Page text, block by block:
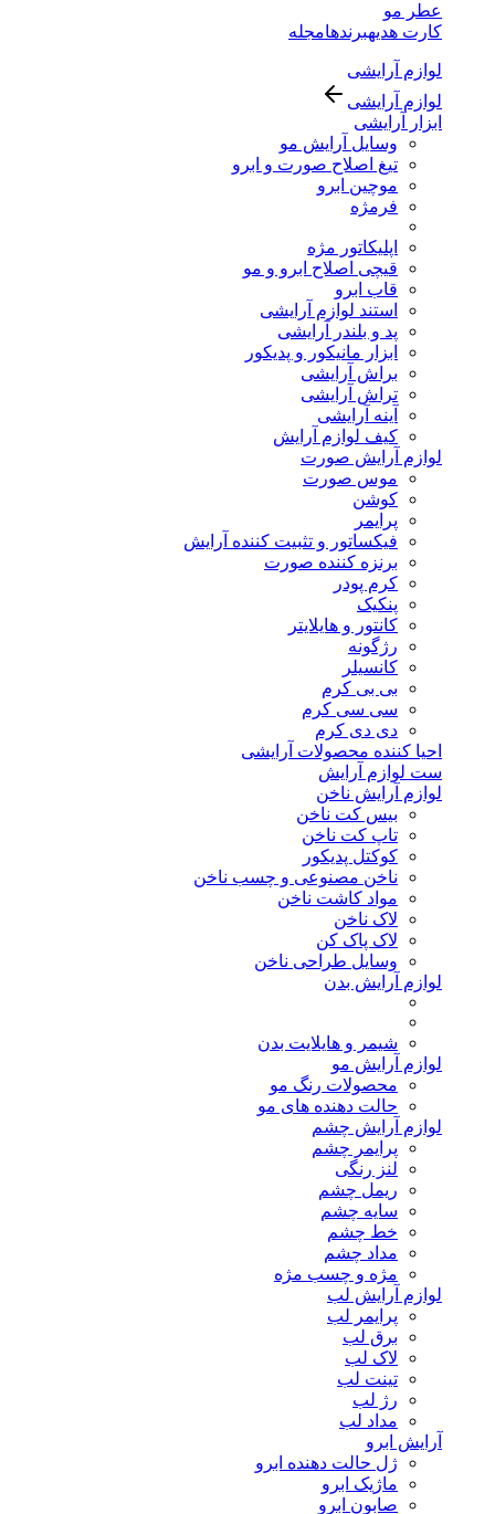
عطر مو
کارت هدیهبرندهامجله
لوازم آرایشی
لوازم آرایشی
ابزار آرایشی
وسایل آرایش مو
تیغ اصلاح صورت و ابرو
موچین ابرو
فرمژه
اپلیکاتور مژه
قیچی اصلاح ابرو و مو
قاب ابرو
استند لوازم آرایشی
پد و بلندر آرایشی
ابزار مانیکور و پدیکور
براش آرایشی
تراش آرایشی
آینه آرایشی
کیف لوازم آرایش
لوازم آرایش صورت
موس صورت
کوشن
پرایمر
فیکساتور و تثبیت کننده آرایش
برنزه کننده صورت
کرم پودر
پنکیک
کانتور و هایلایتر
رژگونه
کانسیلر
بی بی کرم
سی سی کرم
دی دی کرم
احیا کننده محصولات آرایشی
ست لوازم آرایش
لوازم آرایش ناخن
بیس کت ناخن
تاپ کت ناخن
کوکتل پدیکور
ناخن مصنوعی و چسب ناخن
مواد کاشت ناخن
لاک ناخن
لاک پاک کن
وسایل طراحی ناخن
لوازم آرایش بدن
شیمر و هایلایت بدن
لوازم آرایش مو
محصولات رنگ مو
حالت دهنده های مو
لوازم آرایش چشم
پرایمر چشم
لنز رنگی
ریمل چشم
سایه چشم
خط چشم
مداد چشم
مژه و چسب مژه
لوازم آرایش لب
پرایمر لب
برق لب
لاک لب
تینت لب
رژ لب
مداد لب
آرایش ابرو
ژل حالت دهنده ابرو
ماژیک ابرو
صابون ابرو